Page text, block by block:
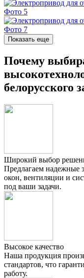
Показать еще
Почему
белорусского
Широкий выбор
Предлагаем надежные
окон, вентиляции и
под ваши задачи.
Высокое качество
Наша продукция
стандартов, что
работу.